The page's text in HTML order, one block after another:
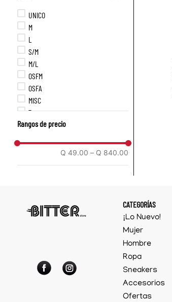
UNICO
M
L
S/M
M/L
OSFM
OSFA
MISC
7
14
Rangos de precio
Q 49.00 – Q 840.00
CATEGORÍAS
¡Lo Nuevo!
Mujer
Hombre
Ropa
Sneakers
Accesorios
Ofertas